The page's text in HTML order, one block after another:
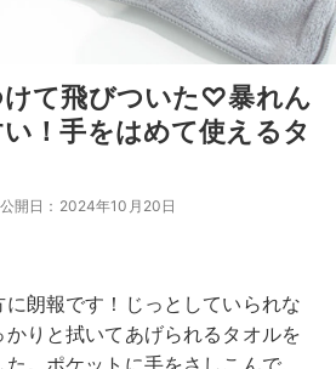
けて飛びついた♡暴れん
！手をはめて使えるタ
公開日：2024年10月20日
朗報です！じっとしていられな
りと拭いてあげられるタオルを